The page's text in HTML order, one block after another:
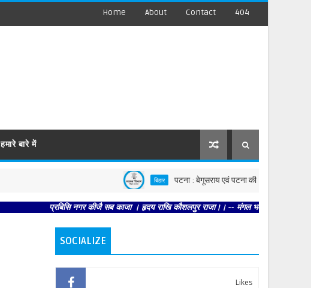
Home About Contact 404
हमारे बारे में
बिहार पटना : बेगूसराय एवं पटना की घटनाओं पर स्वास्थ्य विभाग
प्रबिसि नगर कीजै सब काजा । हृदय राखि कौशलपुर राजा।। -- मंगल भवन अमंगल हारी। द्रवहु
SOCIALIZE
Likes